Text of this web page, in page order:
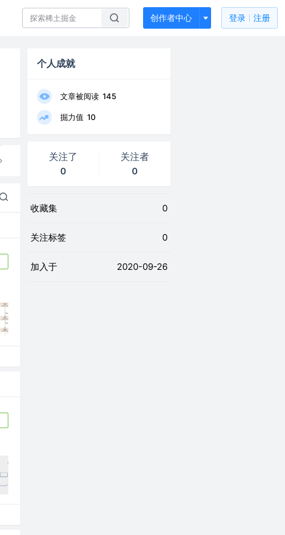
创作者中心 登录 注册
个人成就
文章被阅读 145
掘力值 10
关注了
0
关注者
0
收藏集 0
关注标签 0
加入于 2020-09-26